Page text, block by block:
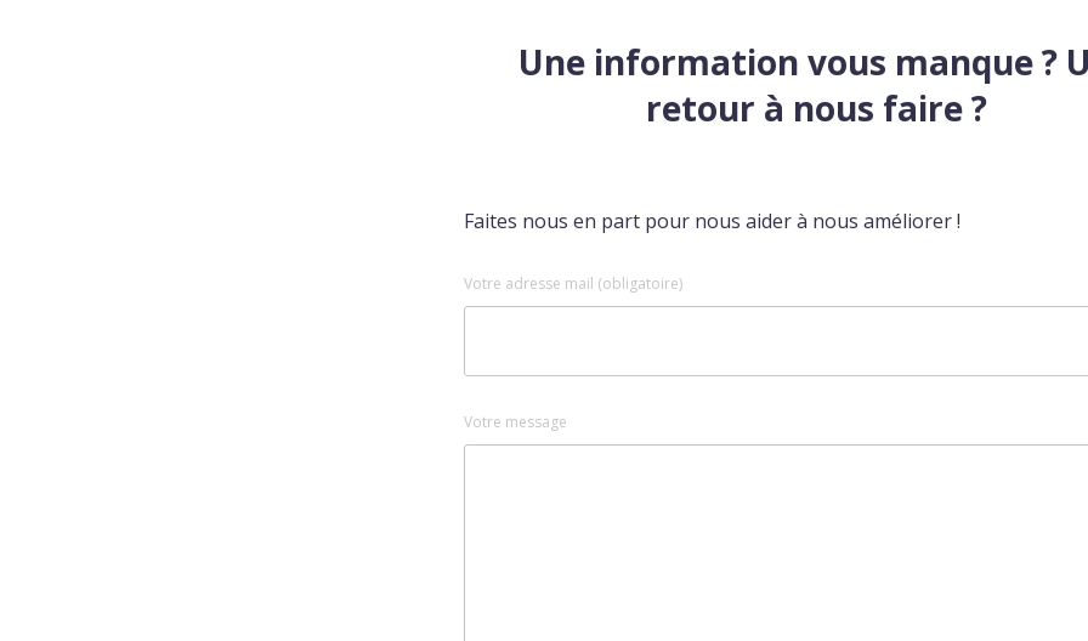
Une information vous manque ?
retour à nous faire ?
Faites nous en part pour nous aider à nous améliorer !
Votre adresse mail (obligatoire)
Votre message